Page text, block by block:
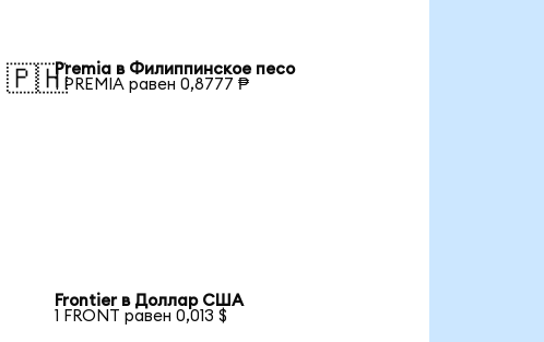
🇵🇭Premia в Филиппинское песо
1 PREMIA равен 0,8777 ₱
Frontier в Доллар США
1 FRONT равен 0,013 $